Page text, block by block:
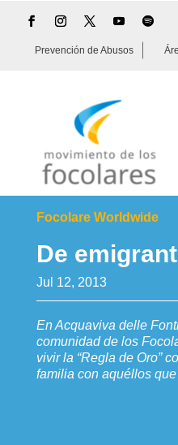
Prevención de Abusos
Focolare Worldwide
De
Jul 12, 2013
En Acquaviva delle
comunidad de los
vivir la “Regla de Oro”
familia con aquéllos